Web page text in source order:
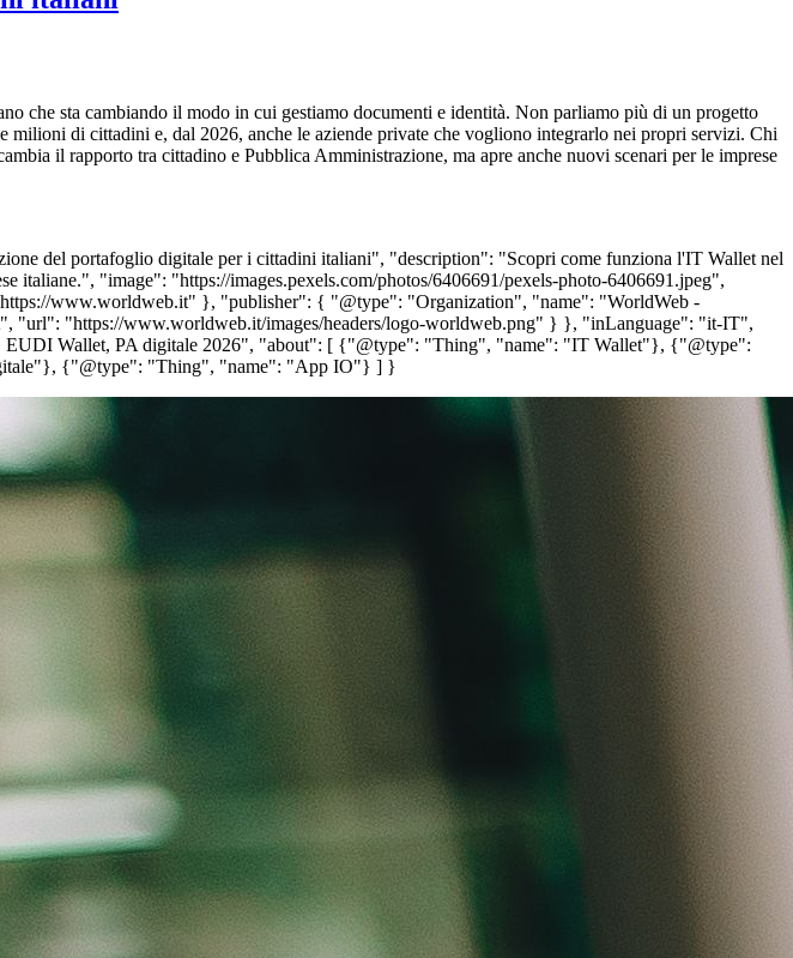
sta cambiando il modo in cui gestiamo documenti e identità. Non parliamo più di un progetto
milioni di cittadini e, dal 2026, anche le aziende private che vogliono integrarlo nei propri servizi. Chi
il rapporto tra cittadino e Pubblica Amministrazione, ma apre anche nuovi scenari per le imprese
del portafoglio digitale per i cittadini italiani", "description": "Scopri come funziona l'IT Wallet nel
italiane.", "image": "https://images.pexels.com/photos/6406691/pexels-photo-6406691.jpeg",
www.worldweb.it" }, "publisher": { "@type": "Organization", "name": "WorldWeb -
"https://www.worldweb.it/images/headers/logo-worldweb.png" } }, "inLanguage": "it-IT",
EUDI Wallet, PA digitale 2026", "about": [ {"@type": "Thing", "name": "IT Wallet"}, {"@type":
{"@type": "Thing", "name": "App IO"} ] }